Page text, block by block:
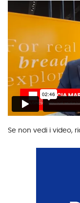
Se non vedi i video,